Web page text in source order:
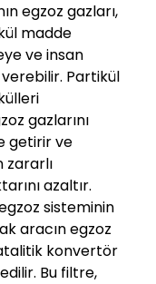
egzoz gazları,
madde
ve insan
Partikül
gazlarını
getirir ve
zararlı
azaltır.
sisteminin
aracın egzoz
konvertör
Bu filtre,